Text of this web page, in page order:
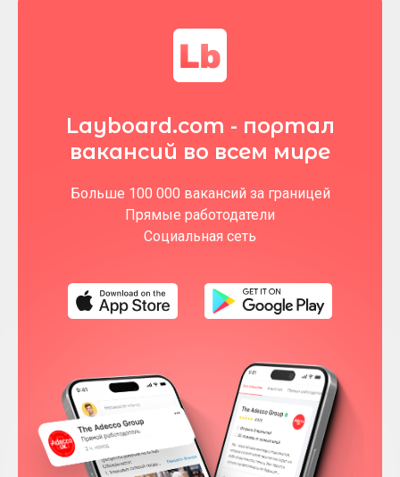
Layboard.com - портал
вакансий во всем мире
Больше 100 000 вакансий за границей
Прямые работодатели
Социальная сеть